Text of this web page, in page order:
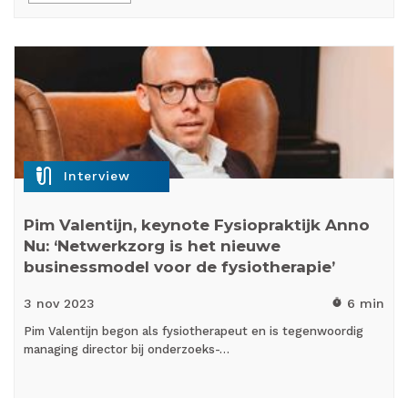
mic_external_on Interview
Pim Valentijn, keynote Fysiopraktijk Anno
Nu: ‘Netwerkzorg is het nieuwe
businessmodel voor de fysiotherapie’
3 nov 2023 timer 6 min
Pim Valentijn begon als fysiotherapeut en is tegenwoordig
managing director bij onderzoeks-…